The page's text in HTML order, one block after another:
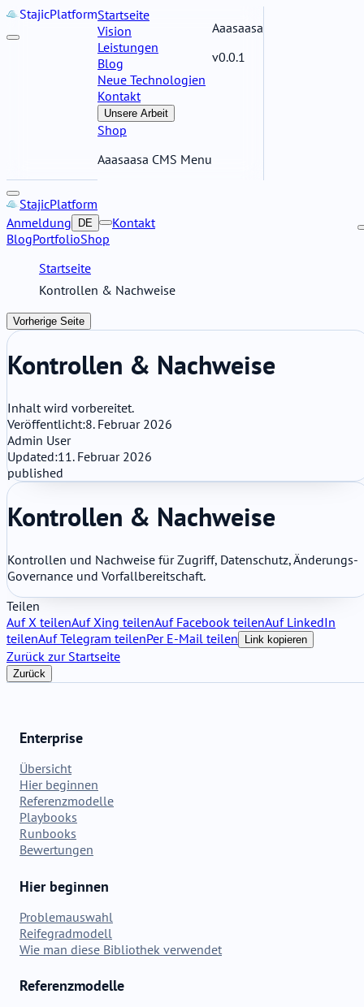
StajicPlatformStartseite
Vision
Leistungen
Blog
Neue Technologien
Kontakt
Unsere Arbeit
Shop
Aaasaasa CMS Menu
Aaasaasa
v0.0.1
StajicPlatform
BlogPortfolioShop
Anmeldung DE Kontakt
Startseite
Kontrollen & Nachweise
Vorherige Seite
Kontrollen & Nachweise
Inhalt wird vorbereitet.
Veröffentlicht:8. Februar 2026
Admin User
Updated:11. Februar 2026
published
Kontrollen & Nachweise
Kontrollen und Nachweise für Zugriff, Datenschutz, Änderungs-
Governance und Vorfallbereitschaft.
Teilen
Auf X teilenAuf Xing teilenAuf Facebook teilenAuf LinkedIn
teilenAuf Telegram teilenPer E-Mail teilen Link kopieren
Zurück zur Startseite
Zurück
Enterprise
Übersicht
Hier beginnen
Referenzmodelle
Playbooks
Runbooks
Bewertungen
Hier beginnen
Problemauswahl
Reifegradmodell
Wie man diese Bibliothek verwendet
Referenzmodelle